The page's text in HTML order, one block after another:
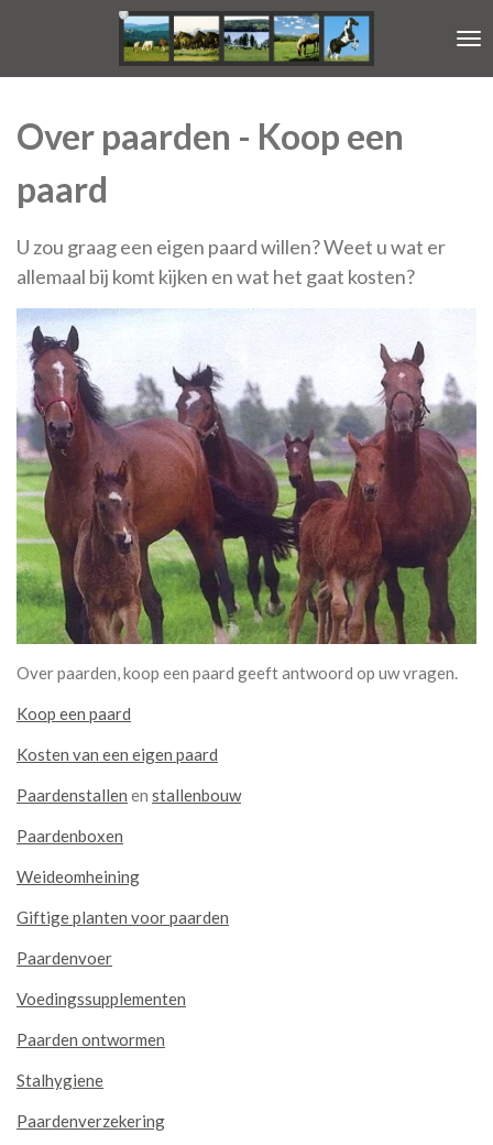
Over paarden - Koop een
paard
U zou graag een eigen paard willen? Weet u wat er
allemaal bij komt kijken en wat het gaat kosten?
Over paarden, koop een paard geeft antwoord op uw vragen.
Koop een paard
Kosten van een eigen paard
Paardenstallen en stallenbouw
Paardenboxen
Weideomheining
Giftige planten voor paarden
Paardenvoer
Voedingssupplementen
Paarden ontwormen
Stalhygiene
Paardenverzekering